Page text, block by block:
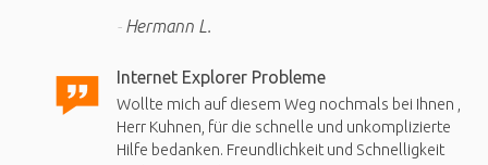
Hermann L.
Internet Explorer Probleme
Wollte mich auf diesem Weg nochmals bei Ihnen ,
Herr Kuhnen, für die schnelle und unkomplizierte
Hilfe bedanken. Freundlichkeit und Schnelligkeit